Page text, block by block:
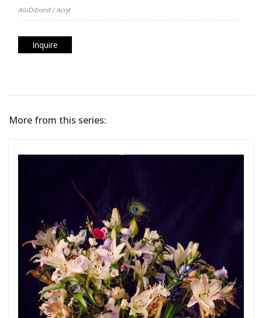
AluDibond / Acryl
Inquire
More from this series: